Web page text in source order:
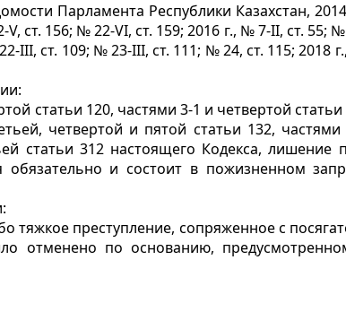
Парламента Республики Казахстан,
ст. 156; № 22-VI, ст. 159; 2016 г., № 7-II, ст. 55;
III, ст. 109; № 23-III, ст. 111; № 24, ст. 115; 2018
статьи 120, частями 3-1 и четвертой
четвертой и пятой статьи 132,
статьи 312 настоящего Кодекса, лишение
и состоит в пожизненном
тяжкое преступление, сопряженное с
отменено по основанию,